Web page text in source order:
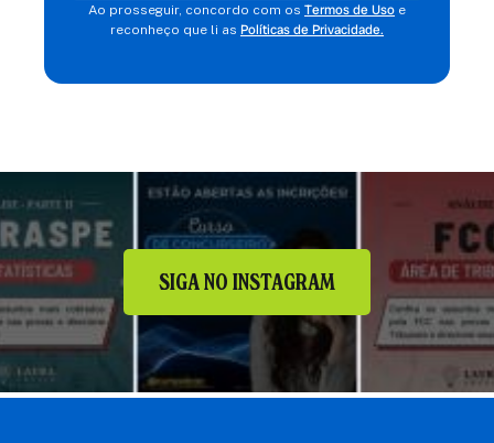
Ao prosseguir, concordo com os Termos de Uso e
reconheço que li as Políticas de Privacidade.
SIGA NO INSTAGRAM